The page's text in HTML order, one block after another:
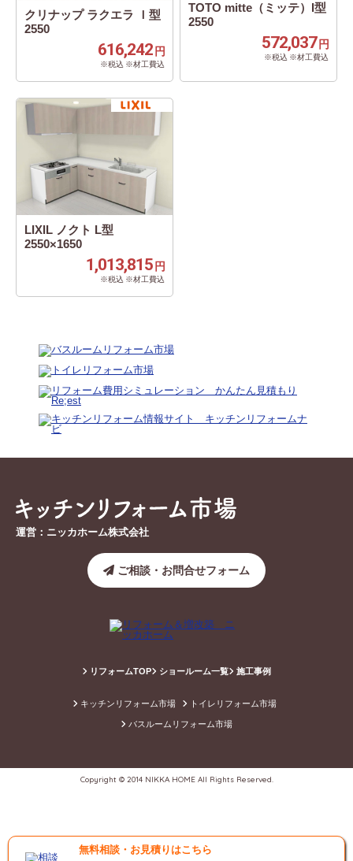
クリナップ ラクエラ Ｉ型
2550
616,242 円
※税込 ※材工費込
TOTO mitte（ミッテ）I型
2550
572,037 円
※税込 ※材工費込
LIXIL ノクト L型
2550×1650
1,013,815 円
※税込 ※材工費込
運営：ニッカホーム株式会社
ご相談・お問合せフォーム
リフォームTOP ショールーム一覧 施工事例
キッチンリフォーム市場 トイレリフォーム市場
バスルームリフォーム市場
Copyright © 2014 NIKKA HOME All Rights Reserved.
無料相談・お見積りはこちら